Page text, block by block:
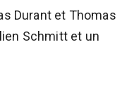
Durant et Thomas
Schmitt et un